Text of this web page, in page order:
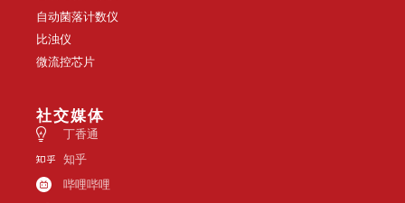
一次性PDF温度计
自动细胞计数仪
自动菌落计数仪
社交媒体